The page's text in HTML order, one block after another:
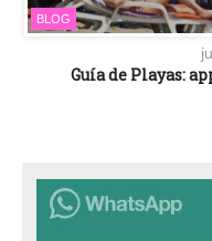
BLOG
Guía de Playas: